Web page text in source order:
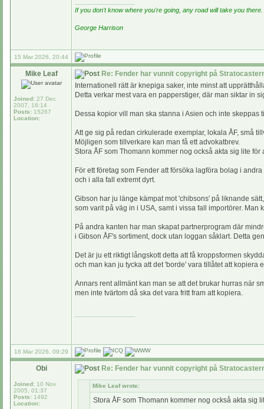
If you don't know where you're going, any road will take you there.
George Harrison
15 Mar 2026, 20:44
Mike Leaf
Joined: 27 Dec
2007, 16:14
Posts: 15267
Location:
Re: Fender har vunnit copyright på
Internationell rätt är knepiga saker, inte minst att
Detta verkar mest vara en papperstiger, där man siktar in
Dessa kopior vill man ska stanna i Asien och inte
Att ge sig på redan cirkulerade exemplar, lokala ÅF, små
Möjligen som tillverkare kan man få ett advokatbrev.
Stora ÅF som Thomann kommer nog också akta sig lite för
För ett företag som Fender att försöka lagföra bolag i
och i alla fall extremt dyrt.
Gibson har ju länge kämpat mot 'chibsons' på liknande
som varit på väg in i USA, samt i vissa fall importörer. Man
På andra kanten har man skapat partnerprogram där
i Gibson ÅF's sortiment, dock utan loggan såklart. Detta
Det är ju ett riktigt långskott detta att få kroppsformen
och man kan ju tycka att det 'borde' vara tillåtet att kopiera
Annars rent allmänt kan man se att det brukar hurras när
men inte tvärtom då ska det vara fritt fram att kopiera.
16 Mar 2026, 09:29
Obi
Joined: 10 Nov
2005, 01:37
Posts: 1492
Location:
Re: Fender har vunnit copyright på
Mike Leaf wrote:
Stora ÅF som Thomann kommer nog också akta sig